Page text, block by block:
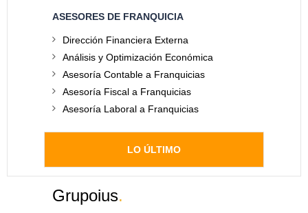
ASESORES DE FRANQUICIA
Dirección Financiera Externa
Análisis y Optimización Económica
Asesoría Contable a Franquicias
Asesoría Fiscal a Franquicias
Asesoría Laboral a Franquicias
LO ÚLTIMO
Grupoius.